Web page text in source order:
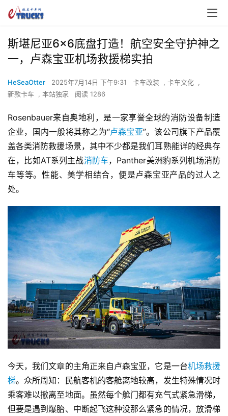
斯堪尼亚6×6底盘打造！航空安全守护神之
一，卢森宝亚机场救援梯实拍
HeSeaOtter 2025年7月14日 下午9:31 卡车改装 , 卡车文化
,
新款卡车
, 本站独家 阅读 1286
Rosenbauer来自奥地利，是一家享誉全球的消防设备制造
企业，国内一般将其称之为“卢森宝亚”。该公司旗下产品覆
盖各类消防救援场景，其中不少都是我们耳熟能详的经典存
在，比如AT系列主战消防车，Panther美洲豹系列机场消防
车等等。性能、美学相结合，便是卢森宝亚产品的过人之
处。
今天，我们文章的主角正来自卢森宝亚，它是一台机场救援
梯。众所周知：民航客机的客舱离地较高，发生特殊情况时
乘客难以撤离至地面。虽然每个舱门都有充气式紧急滑梯，
但要是遇到爆胎、中断起飞这种没那么紧急的情况，放滑梯